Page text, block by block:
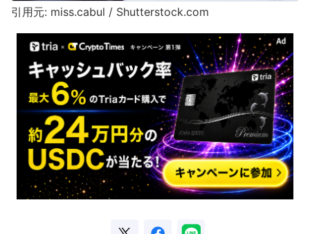
引用元: miss.cabul / Shutterstock.com